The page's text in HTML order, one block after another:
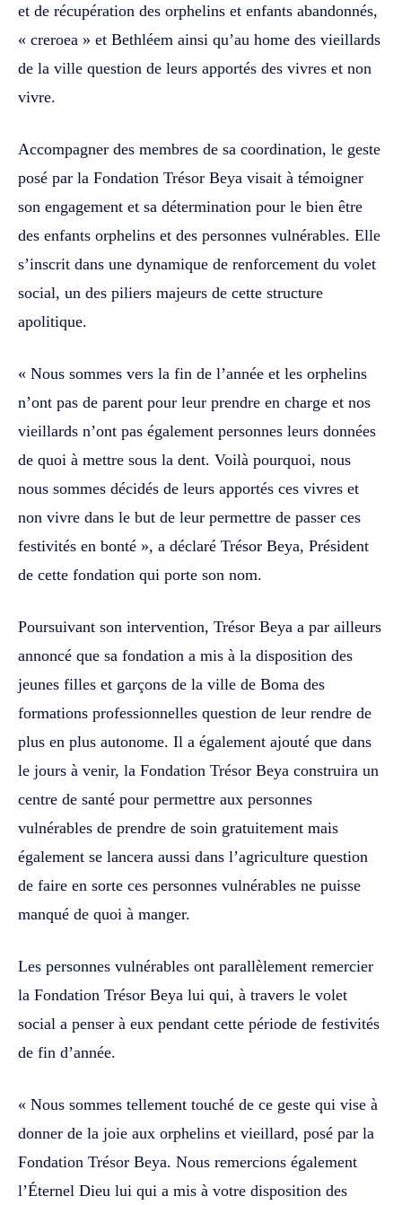
et de récupération des orphelins et enfants abandonnés,
« creroea » et Bethléem ainsi qu’au home des vieillards
de la ville question de leurs apportés des vivres et non
vivre.
Accompagner des membres de sa coordination, le geste
posé par la Fondation Trésor Beya visait à témoigner
son engagement et sa détermination pour le bien être
des enfants orphelins et des personnes vulnérables. Elle
s’inscrit dans une dynamique de renforcement du volet
social, un des piliers majeurs de cette structure
apolitique.
« Nous sommes vers la fin de l’année et les orphelins
n’ont pas de parent pour leur prendre en charge et nos
vieillards n’ont pas également personnes leurs données
de quoi à mettre sous la dent. Voilà pourquoi, nous
nous sommes décidés de leurs apportés ces vivres et
non vivre dans le but de leur permettre de passer ces
festivités en bonté », a déclaré Trésor Beya, Président
de cette fondation qui porte son nom.
Poursuivant son intervention, Trésor Beya a par ailleurs
annoncé que sa fondation a mis à la disposition des
jeunes filles et garçons de la ville de Boma des
formations professionnelles question de leur rendre de
plus en plus autonome. Il a également ajouté que dans
le jours à venir, la Fondation Trésor Beya construira un
centre de santé pour permettre aux personnes
vulnérables de prendre de soin gratuitement mais
également se lancera aussi dans l’agriculture question
de faire en sorte ces personnes vulnérables ne puisse
manqué de quoi à manger.
Les personnes vulnérables ont parallèlement remercier
la Fondation Trésor Beya lui qui, à travers le volet
social a penser à eux pendant cette période de festivités
de fin d’année.
« Nous sommes tellement touché de ce geste qui vise à
donner de la joie aux orphelins et vieillard, posé par la
Fondation Trésor Beya. Nous remercions également
l’Éternel Dieu lui qui a mis à votre disposition des